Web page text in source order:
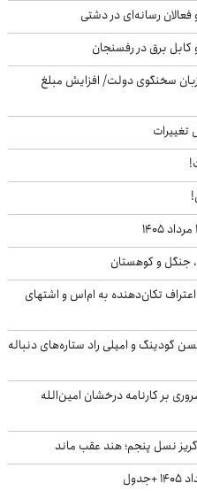
رسانه‌ای در دشتی
زبان سخنگوی دولت/ افزایش مبلغ
تغییرات
جنگل و کوهستان
تکان‌دهنده به ام‌اس و اشتهای
گودینگ و امیلی راد ستاره‌های دنباله
بر کارنامه درخشان امین‌الله
نسل پنجم؛ هند عقب ماند